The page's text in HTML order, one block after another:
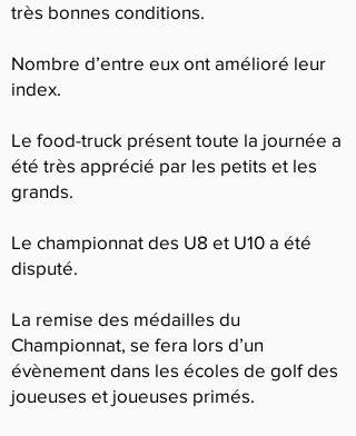
très bonnes conditions.
Nombre d’entre eux ont amélioré leur
index.
Le food-truck présent toute la journée a
été très apprécié par les petits et les
grands.
Le championnat des U8 et U10 a été
disputé.
La remise des médailles du
Championnat, se fera lors d’un
évènement dans les écoles de golf des
joueuses et joueuses primés.